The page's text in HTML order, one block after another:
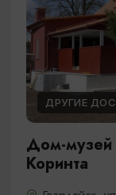
ДРУГИЕ
Дом-музей
Коринта